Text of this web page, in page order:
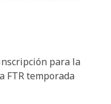
para la
FTR temporada